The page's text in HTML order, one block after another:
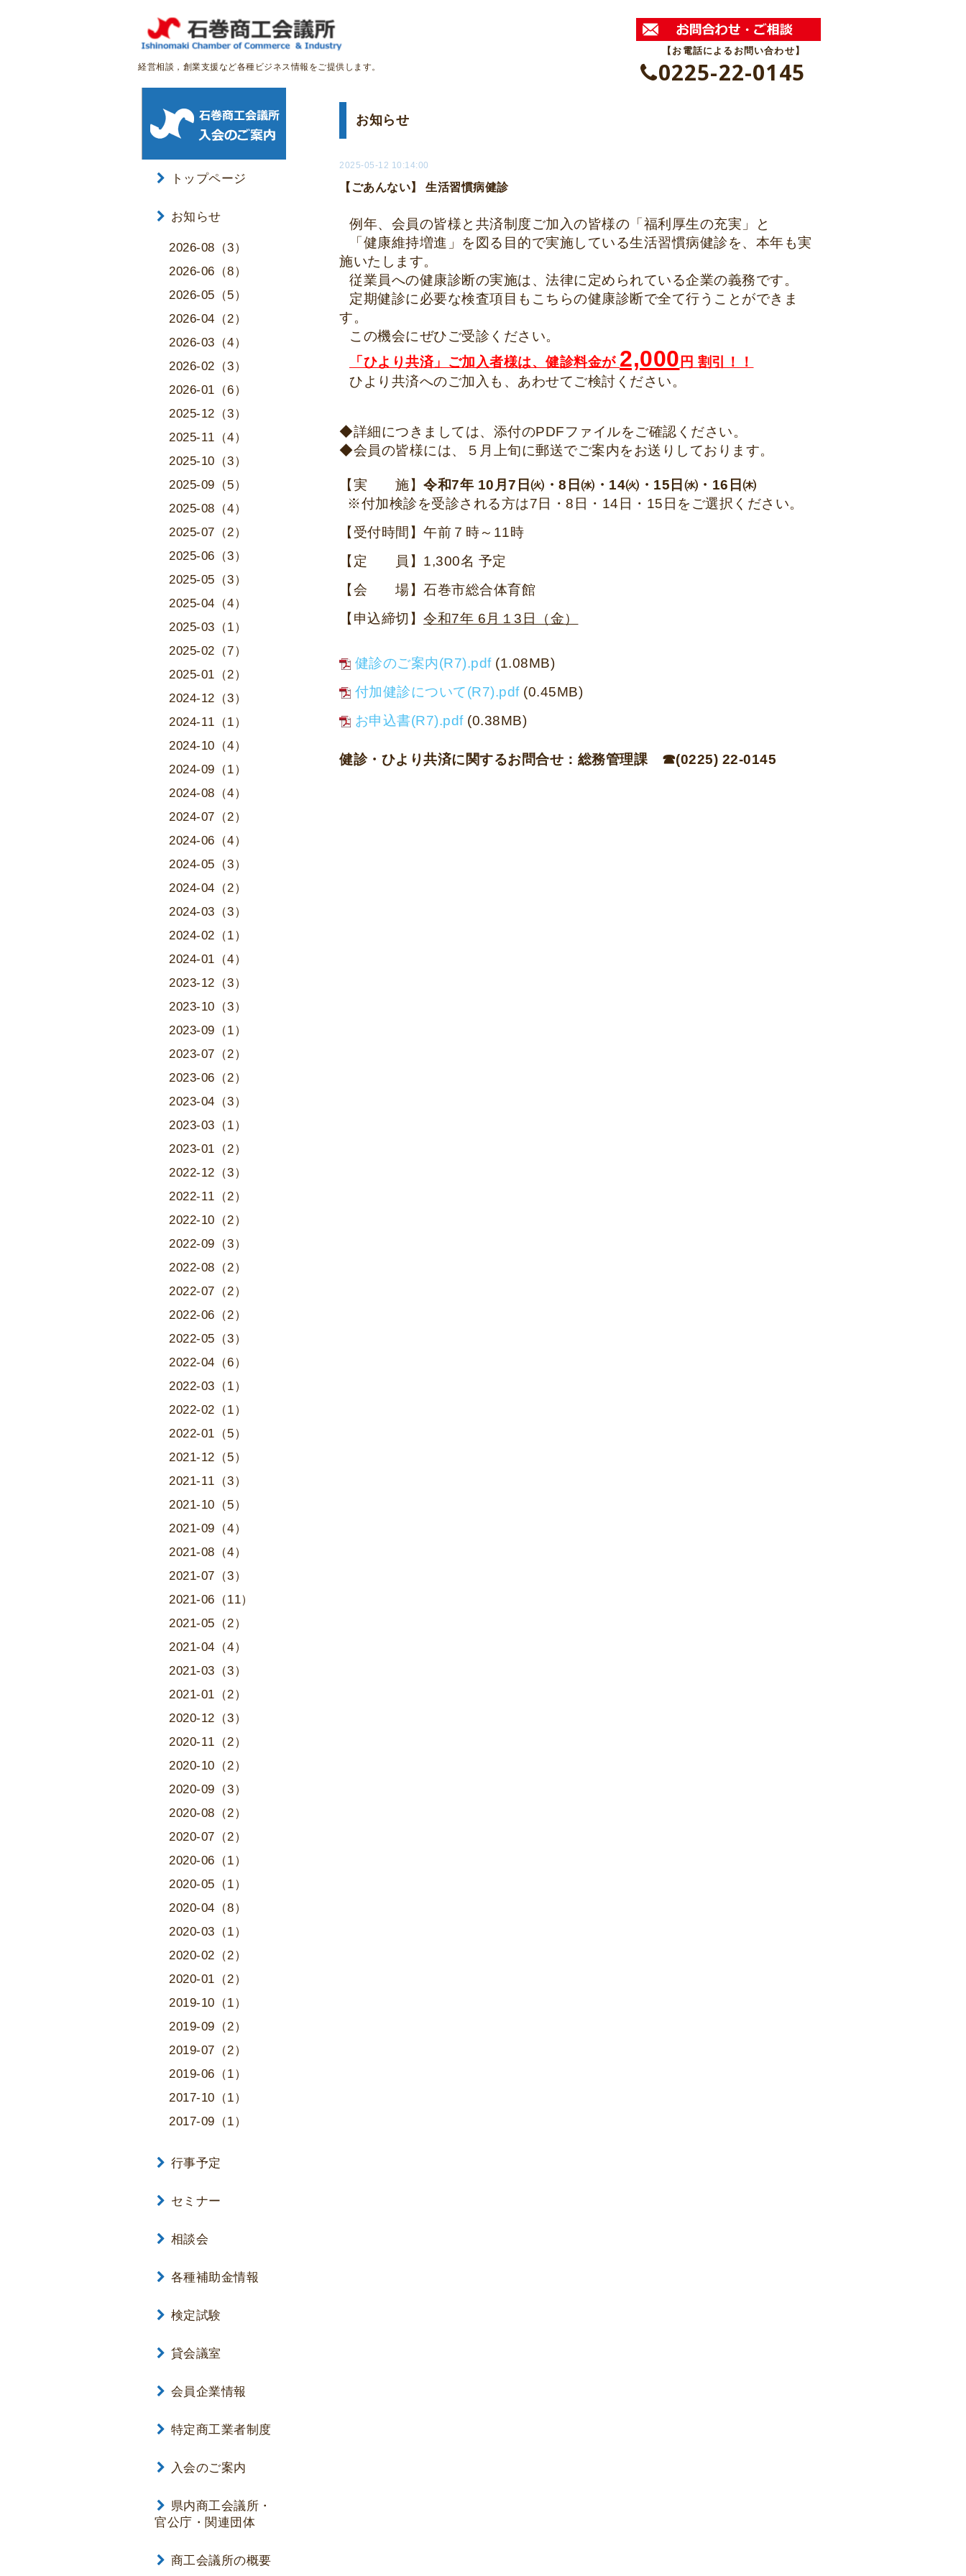
【お電話によるお問い合わせ】
0225-22-0145
経営相談，創業支援など各種ビジネス情報をご提供します。
お知らせ
2025-05-12 10:14:00
【ごあんない】 生活習慣病健診
例年、会員の皆様と共済制度ご加入の皆様の「福利厚生の充実」と
「健康維持増進」を図る目的で実施している生活習慣病健診を、本年も実
施いたします。
従業員への健康診断の実施は、法律に定められている企業の義務です。
定期健診に必要な検査項目もこちらの健康診断で全て行うことができま
す。
この機会にぜひご受診ください。
「ひより共済」ご加入者様は、健診料金が 2,000 円 割引！！
ひより共済へのご加入も、あわせてご検討ください。
◆詳細につきましては、添付のPDFファイルをご確認ください。
◆会員の皆様には、５月上旬に郵送でご案内をお送りしております。
【実 施】 令和7年 10月7日㈫・8日㈬・14㈫・15日㈬・16日㈭
※付加検診を受診される方は7日・8日・14日・15日をご選択ください。
【受付時間】午前７時～11時
【定 員】1,300名 予定
【会 場】石巻市総合体育館
【申込締切】 令和7年 6月１3日（金）
健診のご案内(R7).pdf(1.08MB)
付加健診について(R7).pdf(0.45MB)
お申込書(R7).pdf(0.38MB)
健診・ひより共済に関するお問合せ： 総務管理課 ☎(0225) 22-0145
トップページ
お知らせ
2026-08（3）
2026-06（8）
2026-05（5）
2026-04（2）
2026-03（4）
2026-02（3）
2026-01（6）
2025-12（3）
2025-11（4）
2025-10（3）
2025-09（5）
2025-08（4）
2025-07（2）
2025-06（3）
2025-05（3）
2025-04（4）
2025-03（1）
2025-02（7）
2025-01（2）
2024-12（3）
2024-11（1）
2024-10（4）
2024-09（1）
2024-08（4）
2024-07（2）
2024-06（4）
2024-05（3）
2024-04（2）
2024-03（3）
2024-02（1）
2024-01（4）
2023-12（3）
2023-10（3）
2023-09（1）
2023-07（2）
2023-06（2）
2023-04（3）
2023-03（1）
2023-01（2）
2022-12（3）
2022-11（2）
2022-10（2）
2022-09（3）
2022-08（2）
2022-07（2）
2022-06（2）
2022-05（3）
2022-04（6）
2022-03（1）
2022-02（1）
2022-01（5）
2021-12（5）
2021-11（3）
2021-10（5）
2021-09（4）
2021-08（4）
2021-07（3）
2021-06（11）
2021-05（2）
2021-04（4）
2021-03（3）
2021-01（2）
2020-12（3）
2020-11（2）
2020-10（2）
2020-09（3）
2020-08（2）
2020-07（2）
2020-06（1）
2020-05（1）
2020-04（8）
2020-03（1）
2020-02（2）
2020-01（2）
2019-10（1）
2019-09（2）
2019-07（2）
2019-06（1）
2017-10（1）
2017-09（1）
行事予定
セミナー
相談会
各種補助金情報
検定試験
貸会議室
会員企業情報
特定商工業者制度
入会のご案内
県内商工会議所・
官公庁・関連団体
商工会議所の概要